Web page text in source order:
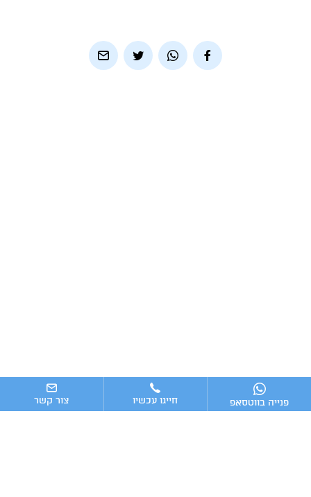
פנייה בווטסאפ חייגו עכשיו צור קשר